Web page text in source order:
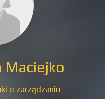
Maciejko
o zarządzaniu